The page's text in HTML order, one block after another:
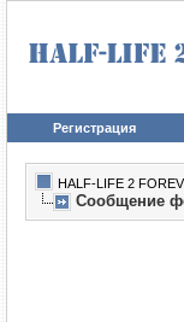
Регистрация
HALF-LIFE 2
Сообщение